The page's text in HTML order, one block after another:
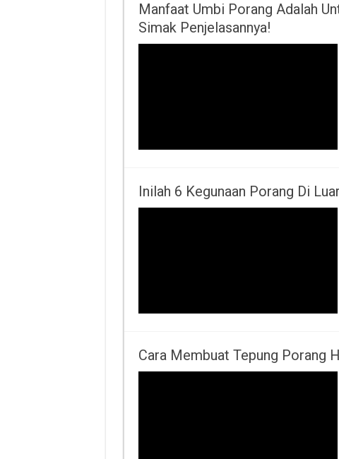
Manfaat Umbi Porang Adalah
Simak Penjelasannya!
Inilah 6 Kegunaan Porang Di
Cara Membuat Tepung Porang